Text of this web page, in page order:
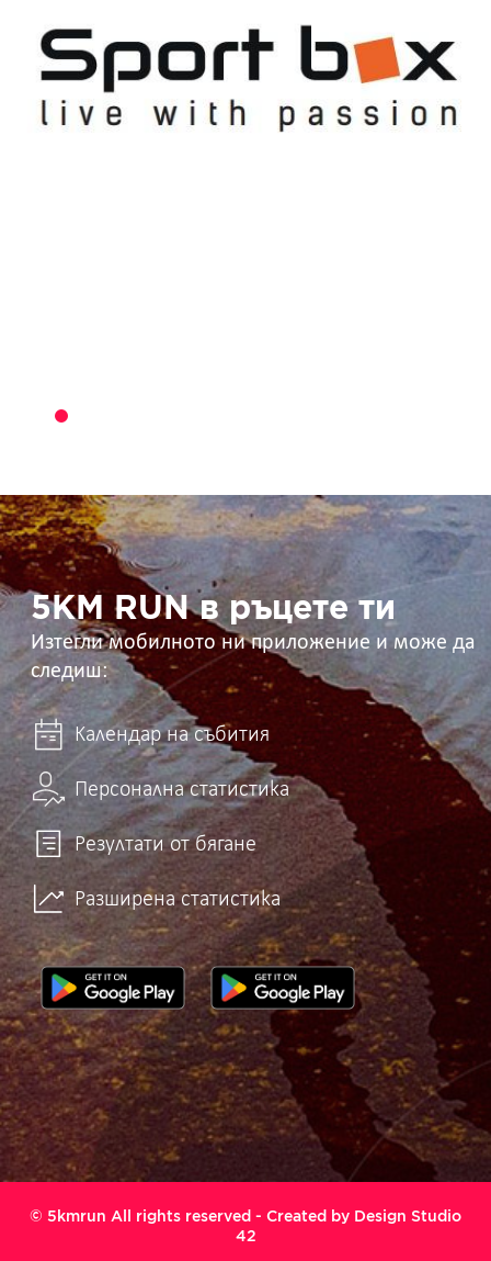
5KM
RUN
в
ръцете
ти 5KM RUN в ръцете ти
Изтегли мобилното ни приложение и може да
следиш:
Календар на събития
Персонална статистика
Резултати от бягане
Разширена статистика
© 5kmrun All rights reserved - Created by Design Studio
42